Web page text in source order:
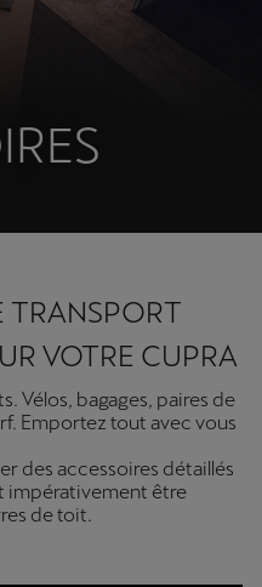
TRANSPORT
VOTRE CUPRA
Vélos, bagages, paires de
Emportez tout avec vous
des accessoires détaillés
impérativement être
de toit.